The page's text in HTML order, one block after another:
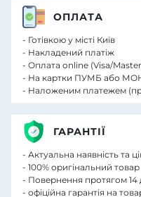
ОПЛАТА
- Готівкою у місті Київ
- Накладений платіж
- Оплата online (Visa/
- На картки ПУМБ або
- Наложеним платежем
ГАРАНТІЇ
- Актуальна наявність та
- 100% оригінальний товар
- Повернення протягом 14
- офіційна гарантія на